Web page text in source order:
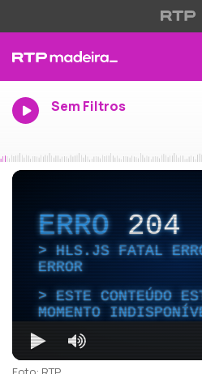
Sem Filtros
ERRO204
HLS.JS FATAL
ERROR
ESTE CONTEÚDO
MOMENTO